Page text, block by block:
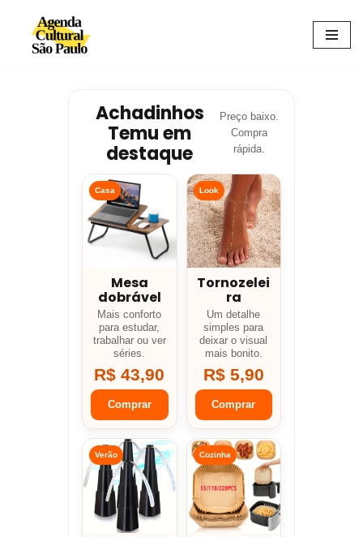
Avançar
Achadinhos
Temu em
destaque
Preço baixo.
Compra
rápida.
Casa
Mesa
dobrável
Mais conforto
para estudar,
trabalhar ou ver
séries.
R$ 43,90
Comprar
Look
Tornozelei
ra
Um detalhe
simples para
deixar o visual
mais bonito.
R$ 5,90
Comprar
Verão Cozinha